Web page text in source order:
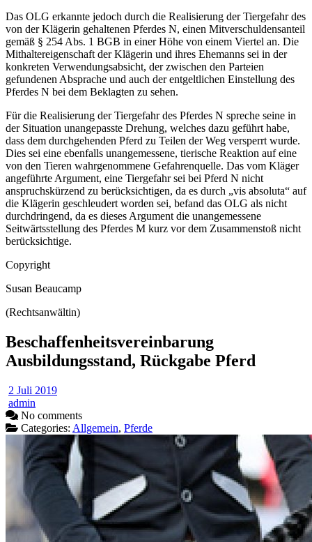
Das OLG erkannte jedoch durch die Realisierung der Tiergefahr des
von der Klägerin gehaltenen Pferdes N, einen Mitverschuldensanteil
gemäß § 254 Abs. 1 BGB in einer Höhe von einem Viertel an. Die
Mithaltereigenschaft der Klägerin und ihres Ehemanns sei in der
konkreten Verwendungsabsicht, der zwischen den Parteien
gefundenen Absprache und auch der entgeltlichen Einstellung des
Pferdes N bei dem Beklagten zu sehen.
Für die Realisierung der Tiergefahr des Pferdes N spreche seine in
der Situation unangepasste Drehung, welches dazu geführt habe,
dass dem durchgehenden Pferd zu Teilen der Weg versperrt wurde.
Dies sei eine ebenfalls unangemessene, tierische Reaktion auf eine
von den Tieren wahrgenommene Gefahrenquelle. Das vom Kläger
angeführte Argument, eine Tiergefahr sei bei Pferd N nicht
anspruchskürzend zu berücksichtigen, da es durch „vis absoluta“ auf
die Klägerin geschleudert worden sei, befand das OLG als nicht
durchdringend, da es dieses Argument die unangemessene
Seitwärtsstellung des Pferdes M kurz vor dem Zusammenstoß nicht
berücksichtige.
Copyright
Susan Beaucamp
(Rechtsanwältin)
Beschaffenheitsvereinbarung
Ausbildungsstand, Rückgabe Pferd
2 Juli 2019
admin
No comments
Categories: Allgemein, Pferde